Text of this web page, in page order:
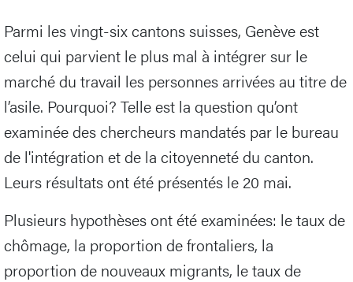
Parmi les vingt-six cantons suisses, Genève est
celui qui parvient le plus mal à intégrer sur le
marché du travail les personnes arrivées au titre de
l’asile. Pourquoi? Telle est la question qu’ont
examinée des chercheurs mandatés par le bureau
de l'intégration et de la citoyenneté du canton.
Leurs résultats ont été présentés le 20 mai.
Plusieurs hypothèses ont été examinées: le taux de
chômage, la proportion de frontaliers, la
proportion de nouveaux migrants, le taux de